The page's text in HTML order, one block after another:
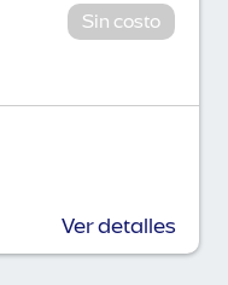
Sin costo
Ver detalles